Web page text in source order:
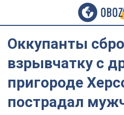
Оккупанты
взрывчатку с
пригороде
пострадал